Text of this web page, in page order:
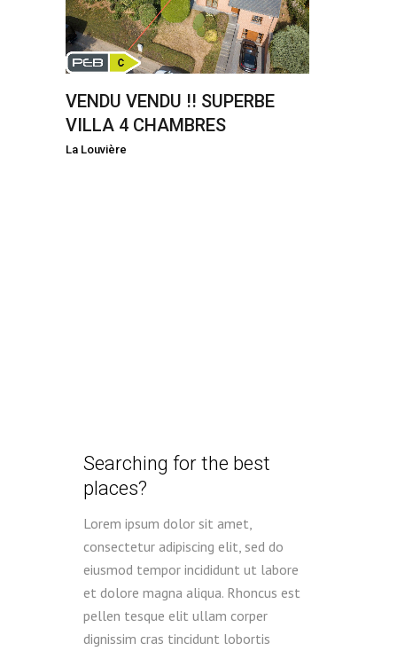
VENDU VENDU !! SUPERBE
VILLA 4 CHAMBRES
La Louvière
Searching for the best
places?
Lorem ipsum dolor sit amet,
consectetur adipiscing elit, sed do
eiusmod tempor incididunt ut labore
et dolore magna aliqua. Rhoncus est
pellen tesque elit ullam corper
dignissim cras tincidunt lobortis